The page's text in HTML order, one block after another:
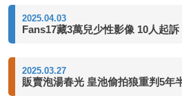
2025.04.03
Fans17藏3萬兒少性影像 10人起訴
2025.03.27
販賣泡湯春光 皇池偷拍狼重判5年